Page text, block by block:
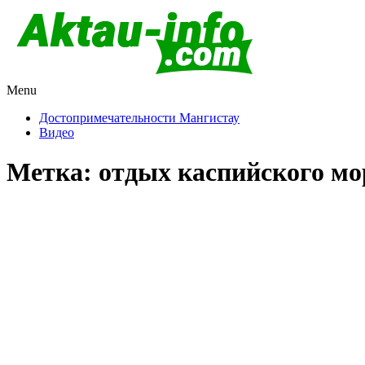
Menu
Достопримечательности Мангистау
Видео
Метка: отдых каспийского